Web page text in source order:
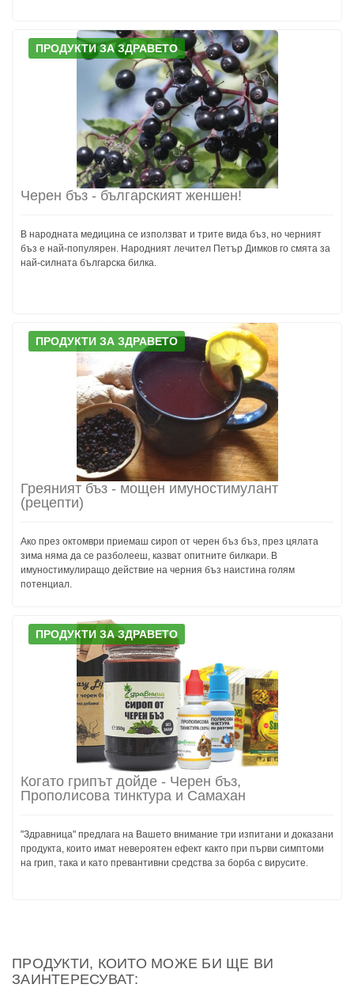
ПРОДУКТИ ЗА ЗДРАВЕТО
Черен бъз - българският женшен!
В народната медицина се използват и трите вида бъз, но черният
бъз е най-популярен. Народният лечител Петър Димков го смята за
най-силната българска билка.
ПРОДУКТИ ЗА ЗДРАВЕТО
Греяният бъз - мощен имуностимулант
(рецепти)
Ако през октомври приемаш сироп от черен бъз бъз, през цялата
зима няма да се разболееш, казват опитните билкари. В
имуностимулиращо действие на черния бъз наистина голям
потенциал.
ПРОДУКТИ ЗА ЗДРАВЕТО
Когато грипът дойде - Черен бъз,
Прополисова тинктура и Самахан
"Здравница" предлага на Вашето внимание три изпитани и доказани
продукта, които имат невероятен ефект както при първи симптоми
на грип, така и като превантивни средства за борба с вирусите.
ПРОДУКТИ, КОИТО МОЖЕ БИ ЩЕ ВИ
ЗАИНТЕРЕСУВАТ: